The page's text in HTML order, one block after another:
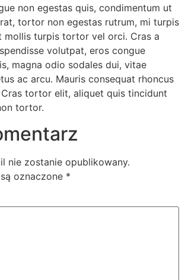
non egestas quis, condimentum ut
tortor non egestas rutrum, mi turpis
mollis turpis tortor vel orci. Cras a
volutpat, eros congue
magna odio sodales dui, vitae
ac arcu. Mauris consequat rhoncus
tortor elit, aliquet quis tincidunt
tortor.
nie zostanie opublikowany.
oznaczone *